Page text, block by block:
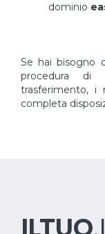
dominio
Se hai bisogno
procedura di
trasferimento, i
completa
ILTUO